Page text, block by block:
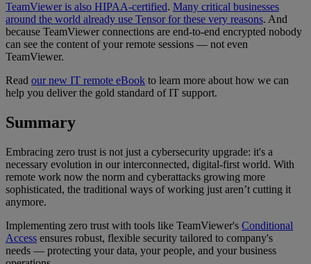
TeamViewer is also HIPAA-certified. Many critical businesses
around the world already use Tensor for these very reasons. And
because TeamViewer connections are end-to-end encrypted nobody
can see the content of your remote sessions — not even
TeamViewer.
Read our new IT remote eBook to learn more about how we can
help you deliver the gold standard of IT support.
Summary
Embracing zero trust is not just a cybersecurity upgrade: it's a
necessary evolution in our interconnected, digital-first world. With
remote work now the norm and cyberattacks growing more
sophisticated, the traditional ways of working just aren’t cutting it
anymore.
Implementing zero trust with tools like TeamViewer's Conditional
Access ensures robust, flexible security tailored to company's
needs — protecting your data, your people, and your business